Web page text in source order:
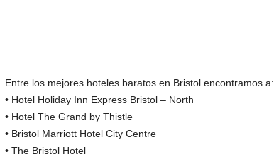
Entre los mejores hoteles baratos en Bristol encontramos a:
• Hotel Holiday Inn Express Bristol – North
• Hotel The Grand by Thistle
• Bristol Marriott Hotel City Centre
• The Bristol Hotel